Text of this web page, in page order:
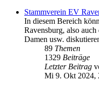
Stammverein EV
In diesem Bereich
Ravensburg, also
Damen usw.
89 Themen
1329 Beiträge
Letzter Beitrag
Mi 9. Okt 2024,